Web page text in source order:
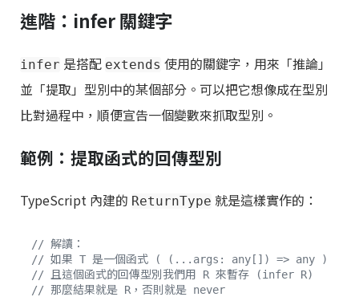
進階：infer 關鍵字
infer 是搭配 extends 使用的關鍵字，用來「推論」
並「提取」型別中的某個部分。可以把它想像成在型別
比對過程中，順便宣告一個變數來抓取型別。
範例：提取函式的回傳型別
TypeScript 內建的 ReturnType 就是這樣實作的：
// 解讀：
// 如果 T 是一個函式 ( (...args: any[]) => any )
// 且這個函式的回傳型別我們用 R 來暫存 (infer R)
// 那麼結果就是 R，否則就是 never